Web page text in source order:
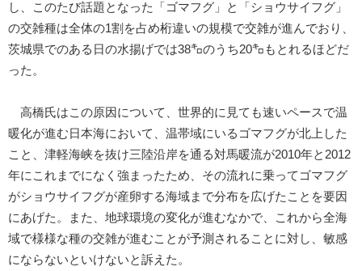
し、このたび話題となった「ゴマフグ」と「ショウサイフグ」
の交雑種は全体の1割を占め桁違いの規模で交雑が進んでおり、
茨城県でのある日の水揚げでは38㌔のうち20㌔もとれるほどだ
った。
高橋氏はこの原因について、世界的に見ても速いペースで温
暖化が進む日本海において、温帯域にいるゴマフグが北上した
こと、津軽海峡を抜け三陸沿岸を通る対馬暖流が2010年と2012
年にこれまでになく強まったため、その流れに乗ってゴマフグ
がショウサイフグが産卵する海域まで分布を広げたことを要因
にあげた。また、地球環境の変化が進むなかで、これから全海
域で様様な種の交雑が進むことが予測されることに対し、敏感
にならないといけないと訴えた。